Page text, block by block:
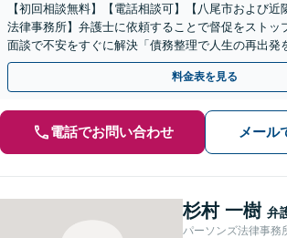
【初回相談無料】【電話相談可】【八尾市および近
法律事務所】弁護士に依頼することで督促をストッ
面談で不安をすぐに解決「債務整理で人生の再出発
す」【弁護士費用の分割払い対応】【休日・夜間相
料金表を見る
電話でお問い合わせ メール
杉村 一樹 弁
パーソンズ法律事務